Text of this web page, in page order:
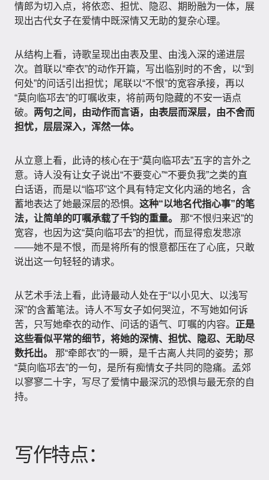
情郎为切入点，将依恋、担忧、隐忍、期盼融为一体，展
现出古代女子在爱情中既深情又无助的复杂心理。
从结构上看，诗歌呈现出由表及里、由浅入深的递进层
次。首联以“牵衣”的动作开篇，写出临别时的不舍，以“到
何处”的问话引出担忧；尾联以“不恨”的宽容承接，再以
“莫向临邛去”的叮嘱收束，将前两句隐藏的不安一语点
破。 两句之间，由动作而言语，由表层而深层，由不舍而
担忧，层层深入，浑然一体。
从立意上看，此诗的核心在于“莫向临邛去”五字的言外之
意。诗人没有让女子说出“不要变心”“不要负我”之类的直
白话语，而是以“临邛”这个具有特定文化内涵的地名，含
蓄地表达了她最深层的恐惧。 这种“以地名代指心事”的笔
法，让简单的叮嘱承载了千钧的重量。
那“不恨归来迟”的
宽容，也因为这“莫向临邛去”的担忧，而显得愈发悲凉
——她不是不恨，而是将所有的恨意都压在了心底，只敢
说出这一句轻轻的请求。
从艺术手法上看，此诗最动人处在于“以小见大、以浅写
深”的含蓄笔法。诗人不写女子如何哭泣，不写她如何诉
苦，只写她牵衣的动作、问话的语气、叮嘱的内容。 正是
这些看似平常的细节，将她的深情、担忧、隐忍、无助尽
数托出。
那“牵郎衣”的一瞬，是千古离人共同的姿势；那
“莫向临邛去”的一句，是所有痴情女子共同的隐痛。孟郊
以寥寥二十字，写尽了爱情中最深沉的恐惧与最无奈的自
持。
写作特点：